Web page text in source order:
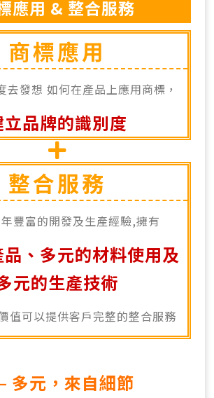
中 EN
應用 & 整合服務
商標應用
去發想 如何在產品上應用商標，
立品牌的識別度
整合服務
豐富的開發及生產經驗,擁有
、多元的材料使用及
元的生產技術
值可以提供客戶完整的整合服務
多元，來自細節